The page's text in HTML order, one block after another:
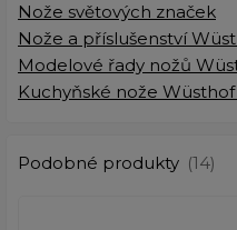
Nože světových značek
Nože a příslušenství
Modelové řady nožů
Kuchyňské nože Wüsthof
Podobné produkty (14)